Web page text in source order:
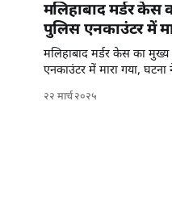
मलिहाबाद मर्डर
पुलिस एनकाउंटर में
मलिहाबाद मर्डर केस का
एनकाउंटर में मारा गया,
मचा दी है।
२२ मार्च २०२५